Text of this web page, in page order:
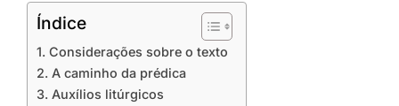
Índice
1. Considerações sobre o texto
2. A caminho da prédica
3. Auxílios litúrgicos